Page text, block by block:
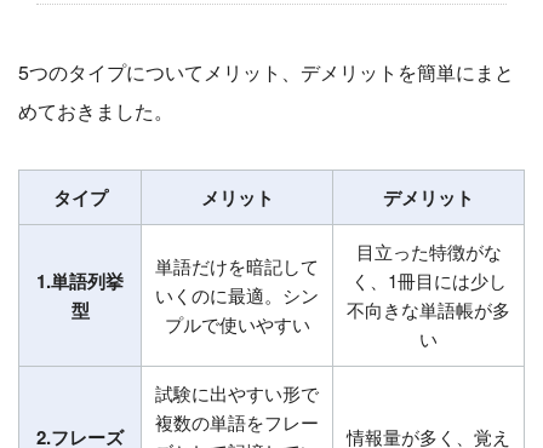
5つのタイプについてメリット、デメリットを簡単にまと
めておきました。
タイプ メリット デメリット
1.単語列挙
型
単語だけを暗記して
いくのに最適。シン
プルで使いやすい
目立った特徴がな
く、1冊目には少し
不向きな単語帳が多
い
2.フレーズ
試験に出やすい形で
複数の単語をフレー
情報量が多く、覚え